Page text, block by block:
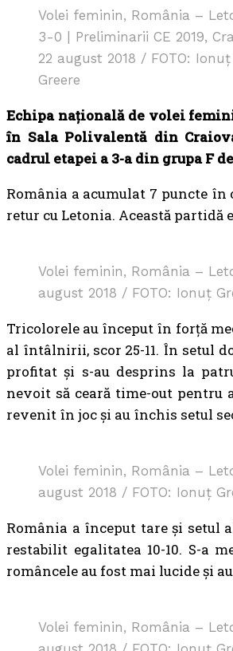
Volei feminin, România –
3-0 | Preliminarii CE 2019,
22 august 2018 / FOTO: Ionuț
Greere
Echipa națională de volei
în Sala Polivalentă din
cadrul etapei a 3-a din grupa F
România a acumulat 7 puncte
retur cu Letonia. Această partidă
Volei feminin, România –
august 2018 / FOTO: Ionuț
Tricolorele au început în forță
al întâlnirii, scor 25-11. În setul
profitat și s-au desprins la
nevoit să ceară time-out pentru
revenit în joc și au închis setul
Volei feminin, România –
august 2018 / FOTO: Ionuț
România a început tare și setul
restabilit egalitatea 10-10. S-a
româncele au fost mai lucide și
Volei feminin, România –